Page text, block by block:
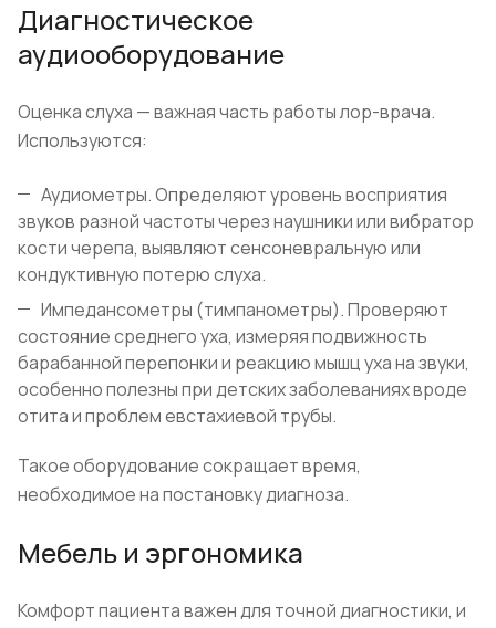
Диагностическое
аудиооборудование
Оценка слуха — важная часть работы лор-врача.
Используются:
Аудиометры. Определяют уровень восприятия
звуков разной частоты через наушники или вибратор
кости черепа, выявляют сенсоневральную или
кондуктивную потерю слуха.
Импедансометры (тимпанометры). Проверяют
состояние среднего уха, измеряя подвижность
барабанной перепонки и реакцию мышц уха на звуки,
особенно полезны при детских заболеваниях вроде
отита и проблем евстахиевой трубы.
Такое оборудование сокращает время,
необходимое на постановку диагноза.
Мебель и эргономика
Комфорт пациента важен для точной диагностики, и